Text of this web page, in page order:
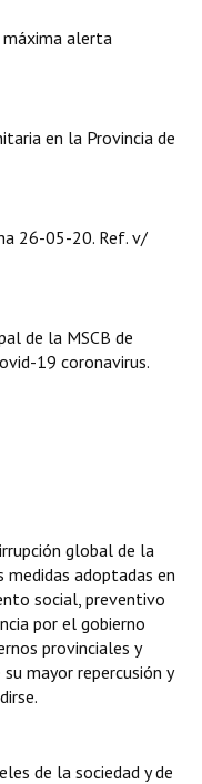
alerta
en la Provincia de
26-05-20. Ref. v/
de la MSCB de
19 coronavirus.
global de la
medidas adoptadas en
social, preventivo
por el gobierno
provinciales y
mayor repercusión y
de la sociedad y de